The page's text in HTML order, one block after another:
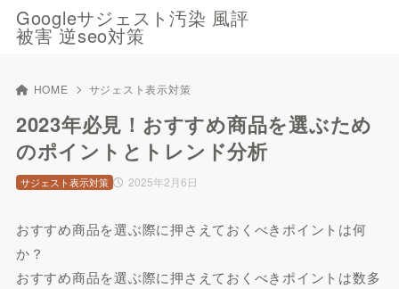
Googleサジェスト汚染 風評
被害 逆seo対策
HOME サジェスト表示対策
2023年必見！おすすめ商品を選ぶため
のポイントとトレンド分析
2025年2月6日
サジェスト表示対策
おすすめ商品を選ぶ際に押さえておくべきポイントは何
か？
おすすめ商品を選ぶ際に押さえておくべきポイントは数多